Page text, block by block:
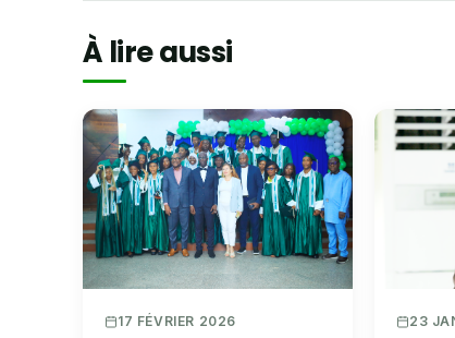
À lire aussi
17 FÉVRIER 2026 23